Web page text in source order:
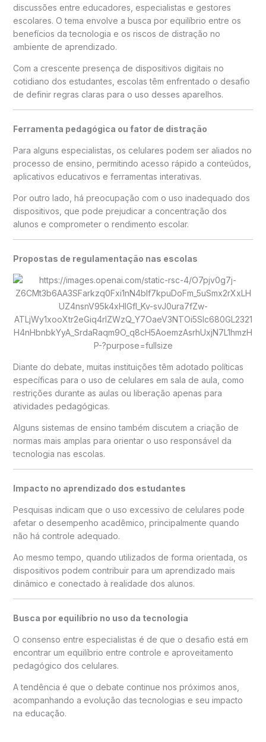
discussões entre educadores, especialistas e gestores
escolares. O tema envolve a busca por equilíbrio entre os
benefícios da tecnologia e os riscos de distração no
ambiente de aprendizado.
Com a crescente presença de dispositivos digitais no
cotidiano dos estudantes, escolas têm enfrentado o desafio
de definir regras claras para o uso desses aparelhos.
Ferramenta pedagógica ou fator de distração
Para alguns especialistas, os celulares podem ser aliados no
processo de ensino, permitindo acesso rápido a conteúdos,
aplicativos educativos e ferramentas interativas.
Por outro lado, há preocupação com o uso inadequado dos
dispositivos, que pode prejudicar a concentração dos
alunos e comprometer o rendimento escolar.
Propostas de regulamentação nas escolas
Diante do debate, muitas instituições têm adotado políticas
específicas para o uso de celulares em sala de aula, como
restrições durante as aulas ou liberação apenas para
atividades pedagógicas.
Alguns sistemas de ensino também discutem a criação de
normas mais amplas para orientar o uso responsável da
tecnologia nas escolas.
Impacto no aprendizado dos estudantes
Pesquisas indicam que o uso excessivo de celulares pode
afetar o desempenho acadêmico, principalmente quando
não há controle adequado.
Ao mesmo tempo, quando utilizados de forma orientada, os
dispositivos podem contribuir para um aprendizado mais
dinâmico e conectado à realidade dos alunos.
Busca por equilíbrio no uso da tecnologia
O consenso entre especialistas é de que o desafio está em
encontrar um equilíbrio entre controle e aproveitamento
pedagógico dos celulares.
A tendência é que o debate continue nos próximos anos,
acompanhando a evolução das tecnologias e seu impacto
na educação.